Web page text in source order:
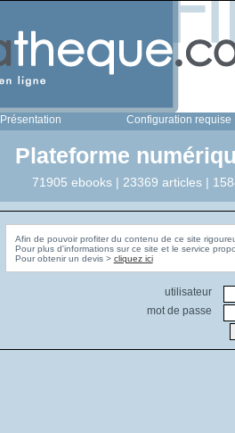
Présentation Configuration requise
Plateforme
71905 ebooks | 23369 articles |
Afin de pouvoir profiter du contenu de ce site
Pour plus d'informations sur ce site et le service
Pour obtenir un devis > cliquez ici
utilisateur
mot de passe